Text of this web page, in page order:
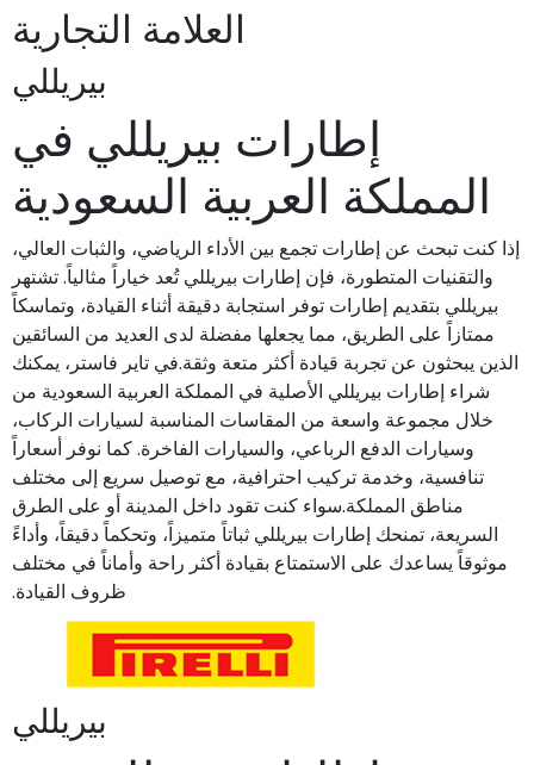
العلامة التجارية
بيريللي
إطارات بيريللي في
المملكة العربية السعودية
إذا كنت تبحث عن إطارات تجمع بين الأداء الرياضي، والثبات العالي،
والتقنيات المتطورة، فإن إطارات بيريللي تُعد خياراً مثالياً. تشتهر
بيريللي بتقديم إطارات توفر استجابة دقيقة أثناء القيادة، وتماسكاً
ممتازاً على الطريق، مما يجعلها مفضلة لدى العديد من السائقين
الذين يبحثون عن تجربة قيادة أكثر متعة وثقة.في تاير فاستر، يمكنك
شراء إطارات بيريللي الأصلية في المملكة العربية السعودية من
خلال مجموعة واسعة من المقاسات المناسبة لسيارات الركاب،
وسيارات الدفع الرباعي، والسيارات الفاخرة. كما نوفر أسعاراً
تنافسية، وخدمة تركيب احترافية، مع توصيل سريع إلى مختلف
مناطق المملكة.سواء كنت تقود داخل المدينة أو على الطرق
السريعة، تمنحك إطارات بيريللي ثباتاً متميزاً، وتحكماً دقيقاً، وأداءً
موثوقاً يساعدك على الاستمتاع بقيادة أكثر راحة وأماناً في مختلف
ظروف القيادة.
بيريللي